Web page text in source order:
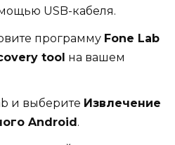
USB-кабеля.
программу Fone Lab
tool на вашем
и выберите Извлечение
Android.